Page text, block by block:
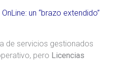
un “brazo extendido”
de servicios gestionados
pero Licencias